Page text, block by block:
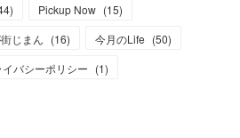
) Pickup Now (15)
じまん (16) 今月のLife (50)
イバシーポリシー (1)